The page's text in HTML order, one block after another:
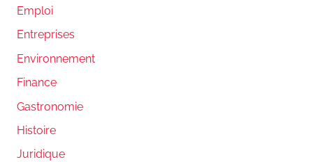
Emploi
Entreprises
Environnement
Finance
Gastronomie
Histoire
Juridique